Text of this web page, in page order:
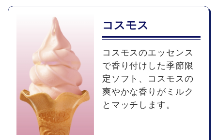
コスモス
コスモスのエッセンス
で香り付けした季節限
定ソフト、コスモスの
爽やかな香りがミルク
とマッチします。